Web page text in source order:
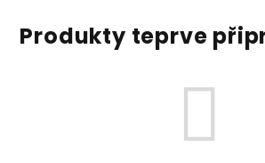
Produkty teprve